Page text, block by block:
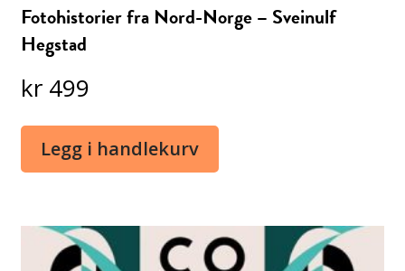
Fotohistorier fra Nord-Norge – Sveinulf
Hegstad
kr 499
Legg i handlekurv